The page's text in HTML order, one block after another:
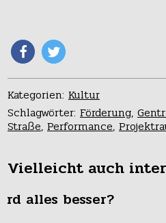
Kategorien: Kultur
Schlagwörter: Förderung,
Straße, Performance,
Vielleicht auch
Wird alles besser?